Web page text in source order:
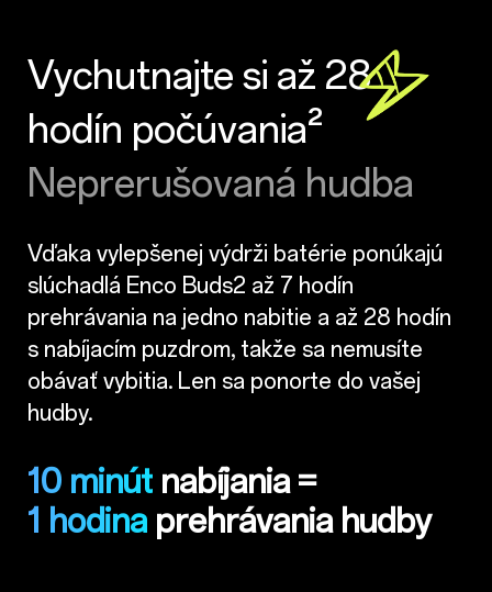
Vychutnajte si až 28
hodín počúvania²
Neprerušovaná hudba
Vďaka vylepšenej výdrži batérie ponúkajú
slúchadlá Enco Buds2 až 7 hodín
prehrávania na jedno nabitie a až 28 hodín
s nabíjacím puzdrom, takže sa nemusíte
obávať vybitia. Len sa ponorte do vašej
hudby.
10 minútnabíjania =
1 hodinaprehrávania hudby